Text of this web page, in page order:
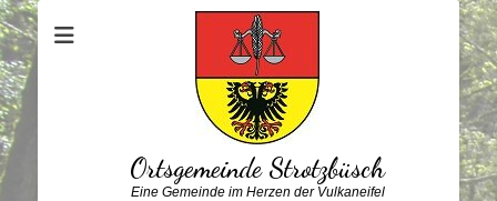
Ortsgemeinde Strotzbüsch
Eine Gemeinde im Herzen der Vulkaneifel